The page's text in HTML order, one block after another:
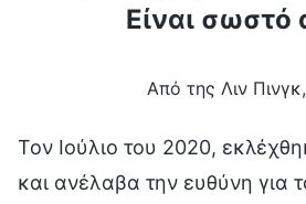
Είναι σωστό
Από της Λιν
Τον Ιούλιο του 2020,
και ανέλαβα την ευθύνη για